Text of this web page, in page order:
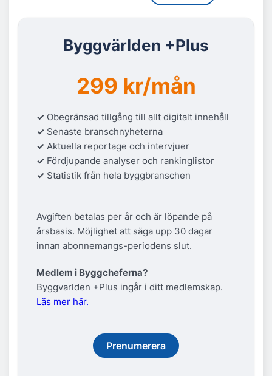
Byggvärlden +Plus
299 kr/mån
✓ Obegränsad tillgång till allt digitalt innehåll
✓ Senaste branschnyheterna
✓ Aktuella reportage och intervjuer
✓ Fördjupande analyser och rankinglistor
✓ Statistik från hela byggbranschen
Avgiften betalas per år och är löpande på
årsbasis. Möjlighet att säga upp 30 dagar
innan abonnemangs-periodens slut.
Medlem i Byggcheferna?
Byggvarlden +Plus ingår i ditt medlemskap.
Läs mer här.
Prenumerera